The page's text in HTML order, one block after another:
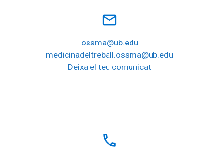
mail_outline
ossma@ub.edu
medicinadeltreball.ossma@ub.edu
Deixa el teu comunicat
local_phone